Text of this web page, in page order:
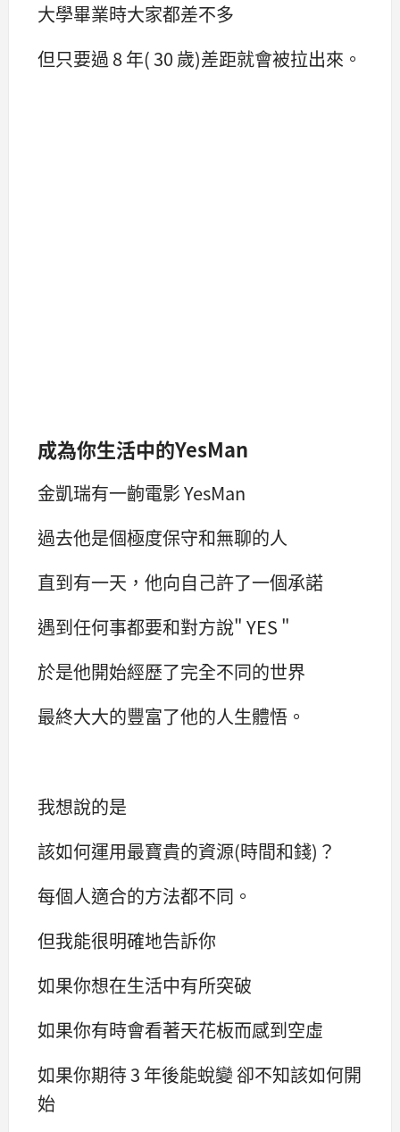
大學畢業時大家都差不多
但只要過 8 年( 30 歲)差距就會被拉出來。
成為你生活中的YesMan
金凱瑞有一齣電影 YesMan
過去他是個極度保守和無聊的人
直到有一天，他向自己許了一個承諾
遇到任何事都要和對方說" YES "
於是他開始經歷了完全不同的世界
最終大大的豐富了他的人生體悟。
我想說的是
該如何運用最寶貴的資源(時間和錢)？
每個人適合的方法都不同。
但我能很明確地告訴你
如果你想在生活中有所突破
如果你有時會看著天花板而感到空虛
如果你期待 3 年後能蛻變 卻不知該如何開
始